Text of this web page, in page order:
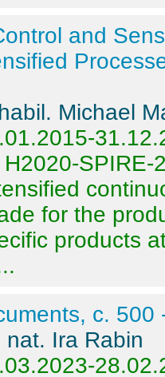
and
Michael
SPIRE-
for the
products
c. 500
nat. Ira Rabin